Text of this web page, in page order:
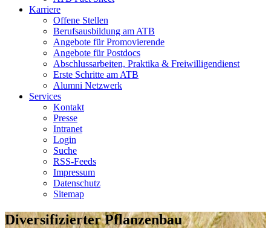
Karriere
Offene Stellen
Berufsausbildung am ATB
Angebote für Promovierende
Angebote für Postdocs
Abschlussarbeiten, Praktika & Freiwilligendienst
Erste Schritte am ATB
Alumni Netzwerk
Services
Kontakt
Presse
Intranet
Login
Suche
RSS-Feeds
Impressum
Datenschutz
Sitemap
Diversifizierter Pflanzenbau